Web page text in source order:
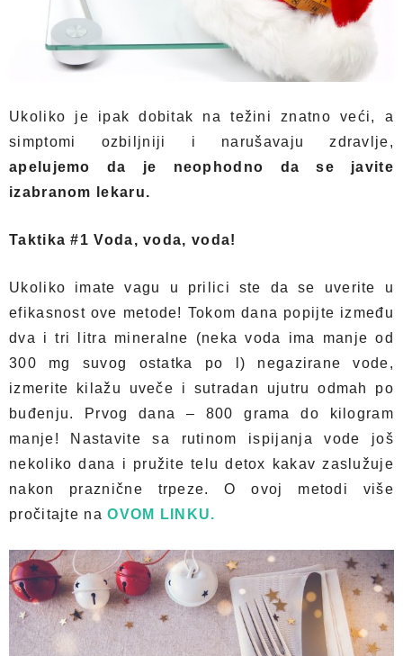
Ukoliko je ipak dobitak na težini znatno veći, a
simptomi ozbiljniji i narušavaju zdravlje,
apelujemo da je neophodno da se javite
izabranom lekaru.
Taktika #1 Voda, voda, voda!
Ukoliko imate vagu u prilici ste da se uverite u
efikasnost ove metode! Tokom dana popijte između
dva i tri litra mineralne (neka voda ima manje od
300 mg suvog ostatka po l) negazirane vode,
izmerite kilažu uveče i sutradan ujutru odmah po
buđenju. Prvog dana – 800 grama do kilogram
manje! Nastavite sa rutinom ispijanja vode još
nekoliko dana i pružite telu detox kakav zaslužuje
nakon praznične trpeze. O ovoj metodi više
pročitajte naOVOM LINKU.